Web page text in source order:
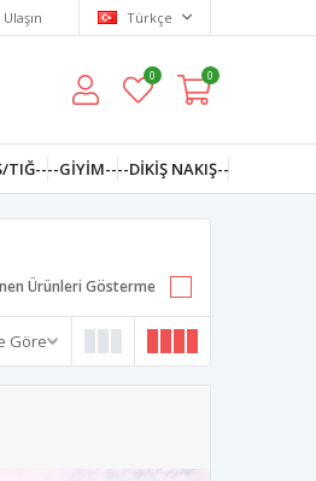
Türkçe
0 0
TIĞ----GIYIM----DIKIŞ NAKIŞ--
Ürünleri Gösterme